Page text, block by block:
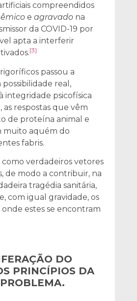
compreendidos
e agravado na
da COVID-19 por
apta a interferir
[3]
passou a
real,
integridade psicofísica
as respostas que vêm
de proteína animal e
muito aquém do
fabris.
como verdadeiros vetores
de modo a contribuir, na
tragédia sanitária,
com igual gravidade, os
estes se encontram
DO
PRINCÍPIOS DA